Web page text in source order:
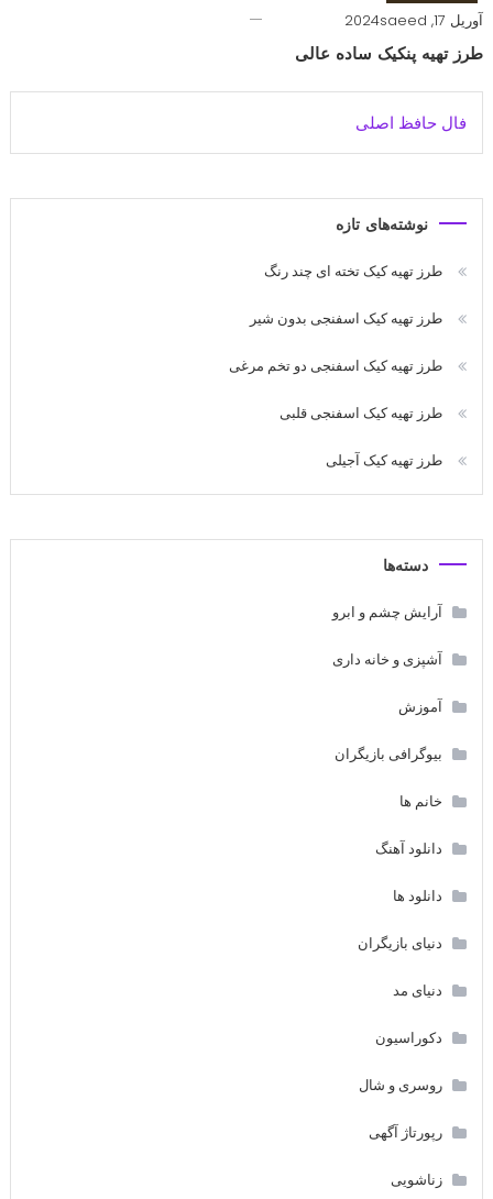
آوریل 17, 2024 saeed
طرز تهیه پنکیک ساده عالی
فال حافظ اصلی
نوشته‌های تازه
طرز تهیه کیک تخته ای چند رنگ
طرز تهیه کیک اسفنجی بدون شیر
طرز تهیه کیک اسفنجی دو تخم مرغی
طرز تهیه کیک اسفنجی قلبی
طرز تهیه کیک آجیلی
دسته‌ها
آرایش چشم و ابرو
آشپزی و خانه داری
آموزش
بیوگرافی بازیگران
خانم ها
دانلود آهنگ
دانلود ها
دنیای بازیگران
دنیای مد
دکوراسیون
روسری و شال
رپورتاژ آگهی
زناشویی